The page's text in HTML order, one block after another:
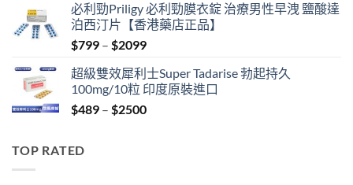
was:
$399.
is:
$369.
必利勁Priligy 必利勁膜衣錠 治療男性早洩 鹽酸達
泊西汀片【香港藥店正品】
$799 – $2099Price
$799
through
$2099
超級雙效犀利士Super Tadarise 勃起持久
100mg/10粒 印度原裝進口
$489 – $2500Price
TOP RATED